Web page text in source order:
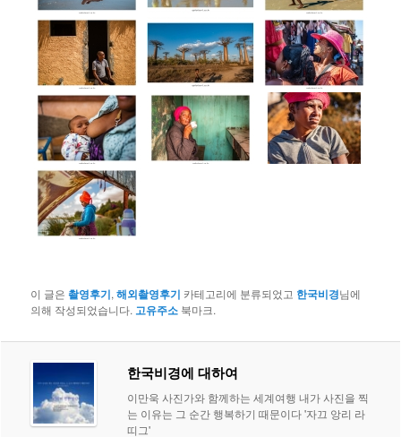
이 글은촬영후기,해외촬영후기 카테고리에 분류되었고 한국비경님에
의해 작성되었습니다. 고유주소 북마크.
한국비경에 대하여
이만욱 사진가와 함께하는 세계여행 내가 사진을 찍
는 이유는 그 순간 행복하기 때문이다 '자끄 앙리 라
띠그'